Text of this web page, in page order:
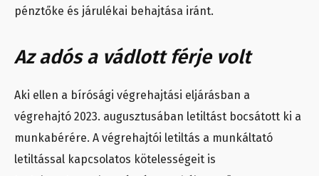
pénztőke és járulékai behajtása iránt.
Az adós a vádlott férje volt
Aki ellen a bírósági végrehajtási eljárásban a
végrehajtó 2023. augusztusában letiltást bocsátott ki a
munkabérére. A végrehajtói letiltás a munkáltató
letiltással kapcsolatos kötelességeit is